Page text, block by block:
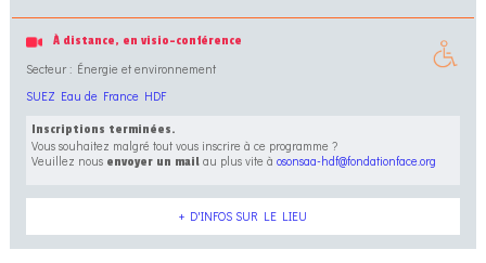
À distance, en visio-conférence
Secteur : Énergie et environnement
SUEZ Eau de France HDF
Inscriptions terminées.
Vous souhaitez malgré tout vous inscrire à ce programme ?
Veuillez nous envoyer un mailau plus vite à osonsaa-hdf@fondationface.org
+ D'INFOS SUR LE LIEU